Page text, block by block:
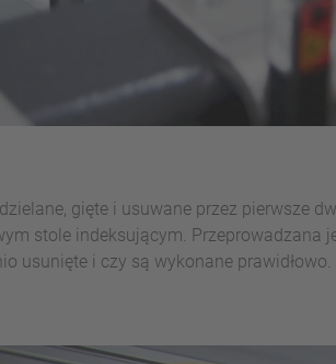
gięte i usuwane przez pierwsze
stole indeksującym. Przeprowadzana
usunięte i czy są wykonane